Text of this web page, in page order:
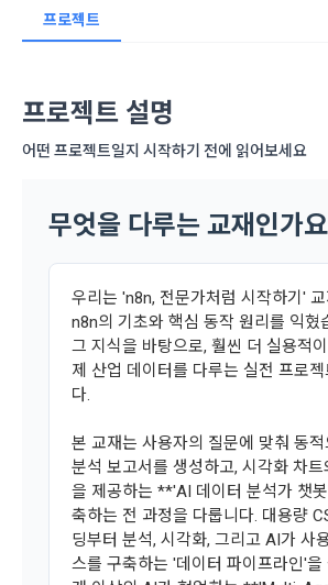
LEVEL 1
0 / 800
적립 XP
비스를 이용하는 조건 및 절차에 관한 필요
며, 어떤 방식이든 본 서비스를 사용한다는
의 조항을 포함한다.
제 2 조 (용어의 정의)
이 약관에서 사용하는 용어의 정의는 아래
1."사이트"라 함은 "회사"가 서비스를 "회원"
여 컴퓨터 등 정보 통신 설비를 이용하여 설
가. ***.dacon.io
2. "서비스"라 함은 “대회”, “교육”, “인재풀
제공하는 모든 서비스를 말한다. 그 외 "회사
트를 통해 개인이 등록한 자료를 DB화하여
분류, 가공, 집계하여 정보를 제공하는 서비
데이콘은 이용자 개인정보 보호를 여러
정보보호 등에 관한 법률(이하 ‘정보통신망
1. 개인정보처리방침의 의의
데이콘이 어떤 정보를 수집하고, 수집한 정
며, 필요에 따라 누구와 이를 공유(‘위탁 또
적을 달성한 정보를 언제, 어떻게 파기 하는
정보주체로서 이용자는 자신의 개인정보에
지고 있으며, 이를 어떤 방법과 절차로 행사
드립니다. 또한, 법정대리인(부모 등)이 만
인정보 보호를 위해 어떤 권리를 행사할 수
DACON이 제공하는 이용자 맞춤형 서비스
경품 행사, 이벤트, 경진대회 홍보 목적 등의
이용자에게 제공합니다.
- 마케팅 수신 동의는 거부하실 수 있으며 동
의 의사에 따라 동의를 철회할 수 있습니다.
동의를 거부 하시더라도 DACON에서 제공
에 제한이 되지 않습니다.
단, 할인, 이벤트 및 이용자 맞춤형 상품 추천
2. 미동의 시 불이익 사항
개인정보보호법 제22조 제5항에 의해 선택
는 동의 거부 하시더라도 서비스 이용에 제
프로젝트
프로젝트 설명
어떤 프로젝트일지 시작하기 전에 읽어보세요
무엇을 다루는 교재인가
우리는 'n8n, 전문가처럼 시작하기' 교
n8n의 기초와 핵심 동작 원리를 익혔
그 지식을 바탕으로, 훨씬 더 실용적
제 산업 데이터를 다루는 실전 프로젝
다.
본 교재는 사용자의 질문에 맞춰 동적
분석 보고서를 생성하고, 시각화 차
을 제공하는 **'AI 데이터 분석가 챗
축하는 전 과정을 다룹니다. 대용량
딩부터 분석, 시각화, 그리고 AI가 사
스를 구축하는 '데이터 파이프라인'을
학습 진도율 80% 이상 + XP 사용
XP에 대한 자세한 사항은
학습하기